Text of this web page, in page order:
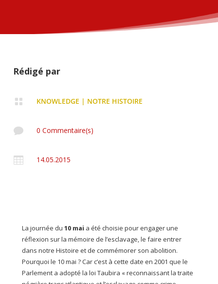
Rédigé par
 KNOWLEDGE | NOTRE HISTOIRE
 0 Commentaire(s)
 14.05.2015
La journée du 10 mai a été choisie pour engager une
réflexion sur la mémoire de l’esclavage, le faire entrer
dans notre Histoire et de commémorer son abolition.
Pourquoi le 10 mai ? Car c’est à cette date en 2001 que le
Parlement a adopté la loi Taubira « reconnaissant la traite